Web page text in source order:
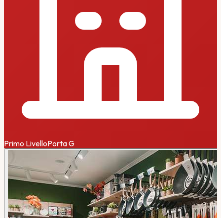
Primo LivelloPortaG